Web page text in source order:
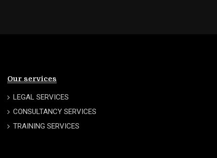
Our services
LEGAL SERVICES
CONSULTANCY SERVICES
TRAINING SERVICES